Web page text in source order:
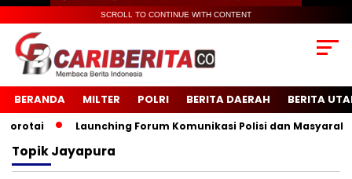
SCROLL TO CONTINUE WITH CONTENT
BERANDA MILTER POLRI BERITA DAERAH BERITA
Launching Forum Komunikasi Polisi dan Masyarakat
TopikJayapura